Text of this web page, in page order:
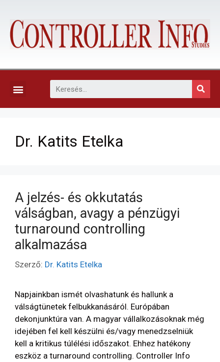
Dr. Katits Etelka
A jelzés- és okkutatás
válságban, avagy a pénzügyi
turnaround controlling
alkalmazása
Szerző: Dr. Katits Etelka
Napjainkban ismét olvashatunk és hallunk a
válságtünetek felbukkanásáról. Európában
dekonjunktúra van. A magyar vállalkozásoknak még
idejében fel kell készülni és/vagy menedzselniük
kell a kritikus túlélési időszakot. Ehhez hatékony
eszköz a turnaround controlling. Controller Info